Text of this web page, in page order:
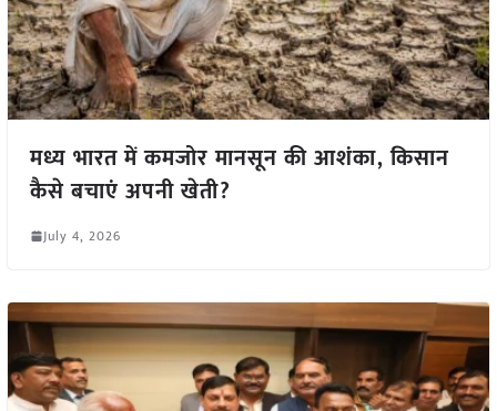
मध्य भारत में कमजोर मानसून की आशंका, किसान
कैसे बचाएं अपनी खेती?
July 4, 2026